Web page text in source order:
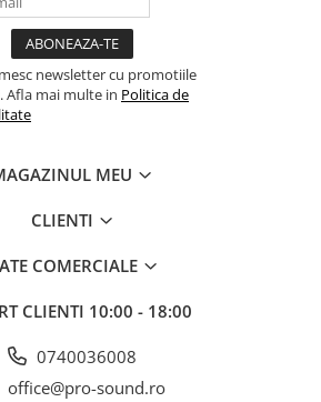
newsletter cu promotiile
Afla mai multe in Politica de
MEU
CLIENTI
COMERCIALE
CLIENTI 10:00 - 18:00
0740036008
office@pro-sound.ro